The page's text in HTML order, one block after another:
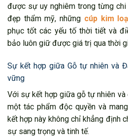
được sự uy nghiêm trong từng chi
đẹp thẩm mỹ, những cúp kim
phục tốt các yếu tố thời tiết và
bảo luôn giữ được giá trị qua thời
Sự kết hợp giữa Gỗ tự nhiên và
vững
Với sự kết hợp giữa gỗ tự nhiên và
một tác phẩm độc quyền và
kết hợp này không chỉ khẳng định
sự sang trọng và tinh tế.